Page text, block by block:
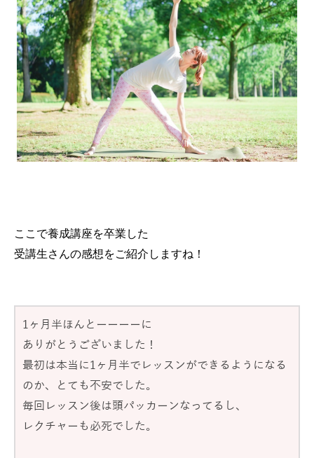
ここで養成講座を卒業した
受講生さんの感想をご紹介しますね！
1ヶ月半ほんとーーーーに
ありがとうございました！
最初は本当に1ヶ月半でレッスンができるようになる
のか、とても不安でした。
毎回レッスン後は頭パッカーンなってるし、
レクチャーも必死でした。